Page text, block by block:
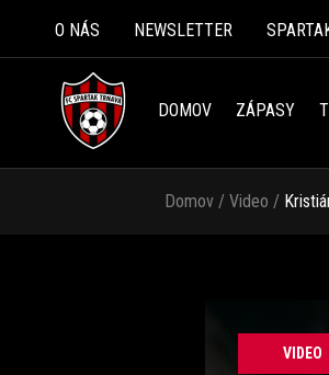
O NÁS NEWSLETTER
DOMOV ZÁPASY
Domov / Video /
VIDEO